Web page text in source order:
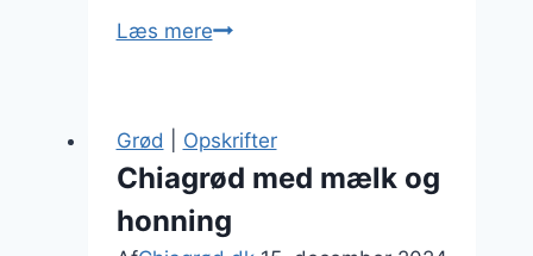
Læs mereChiagrød
dagen
rigtig
Grød Opskrifter
Chiagrød med mælk og
honning